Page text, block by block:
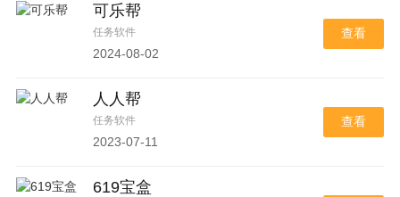
可乐帮
任务软件
2024-08-02
查看
人人帮
任务软件
2023-07-11
查看
619宝盒